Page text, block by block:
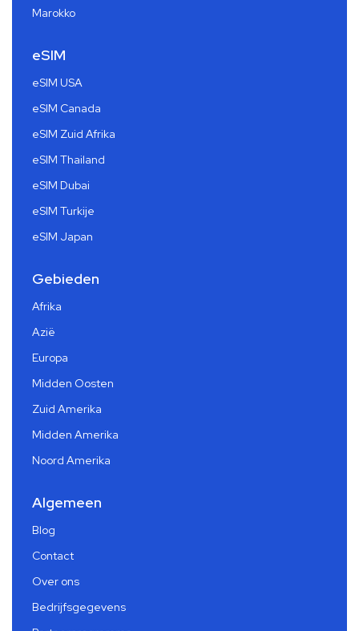
Marokko
eSIM
eSIM USA
eSIM Canada
eSIM Zuid Afrika
eSIM Thailand
eSIM Dubai
eSIM Turkije
eSIM Japan
Gebieden
Afrika
Azië
Europa
Midden Oosten
Zuid Amerika
Midden Amerika
Noord Amerika
Algemeen
Blog
Contact
Over ons
Bedrijfsgegevens